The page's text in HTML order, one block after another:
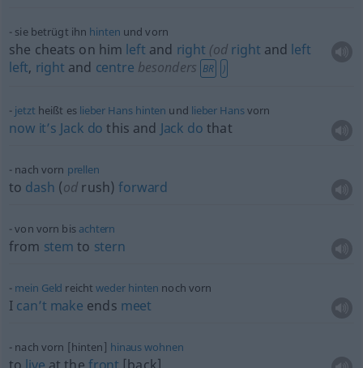
sie betrügt ihn hinten und vorn
she cheats on him left and right (od right and left
left, right and centre besonders BR )
jetzt heißt es lieber Hans hinten und lieber Hansvorn
now it’s Jack do this and Jack do that
nach vorn prellen
to dash (od rush)forward
von vorn bis achtern
from stem to stern
mein Geld reichtweder hinten noch vorn
I can’t make ends meet
nach vorn [hinten] hinauswohnen